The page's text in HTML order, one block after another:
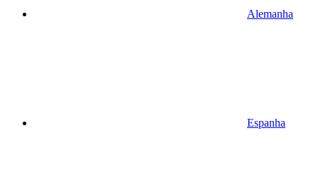
Alemanha
Espanha